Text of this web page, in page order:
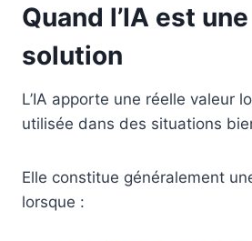
Quand l’IA est
solution
L’IA apporte une réelle valeur
utilisée dans des situations
Elle constitue généralement
lorsque :